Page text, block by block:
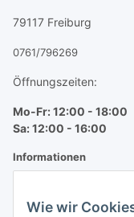
Wie wir
79117 Freiburg
0761/796269
Öffnungszeiten:
Mo-Fr: 12:00 - 18:00
Sa: 12:00 - 16:00
Informationen
Mehr über